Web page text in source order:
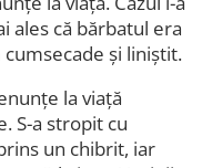
ales că bărbatul era
și liniștit.
la viață
S-a stropit cu
un chibrit, iar